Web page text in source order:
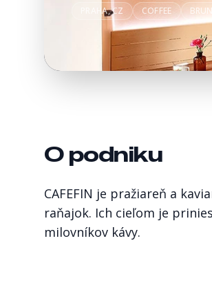
PRAHA, CZ COFFEE
O podniku
CAFEFIN je pražiareň a
raňajok. Ich cieľom je
milovníkov kávy.